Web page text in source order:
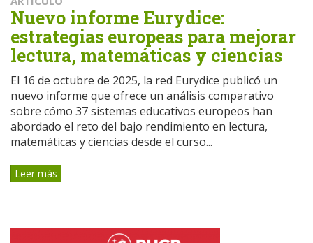
Nuevo informe Eurydice:
estrategias europeas para mejorar
lectura, matemáticas y ciencias
El 16 de octubre de 2025, la red Eurydice publicó un
nuevo informe que ofrece un análisis comparativo
sobre cómo 37 sistemas educativos europeos han
abordado el reto del bajo rendimiento en lectura,
matemáticas y ciencias desde el curso...
Leer más